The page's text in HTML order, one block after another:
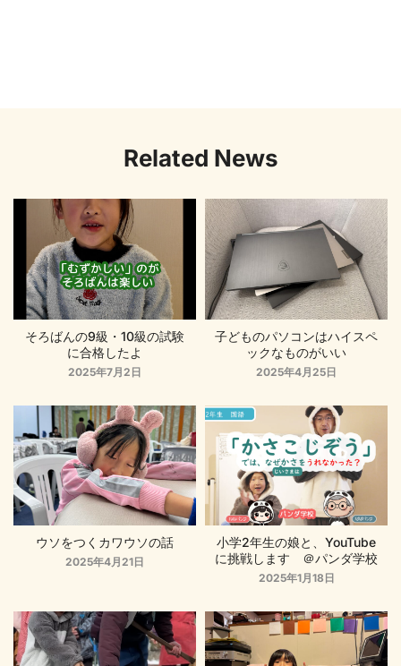
Related News
そろばんの9級・10級の試験
に合格したよ
2025年7月2日
子どものパソコンはハイスペ
ックなものがいい
2025年4月25日
ウソをつくカワウソの話
2025年4月21日
小学2年生の娘と、YouTube
に挑戦します ＠パンダ学校
2025年1月18日